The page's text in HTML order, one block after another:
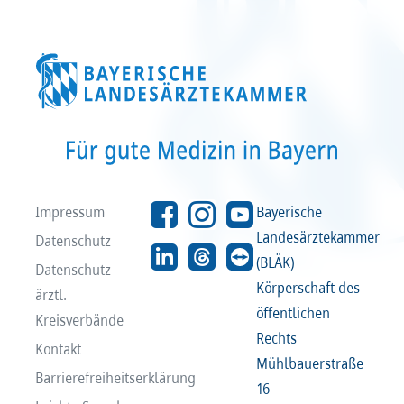
Service & Kontakt
Service & Kontakt
Impressum
Datenschutz
Datenschutz
ärztl.
Kreisverbände
Kontakt
Barrierefreiheitserklärung
Bayerische
Landesärztekammer
(BLÄK)
Körperschaft des
öffentlichen
Rechts
Mühlbauerstraße
16